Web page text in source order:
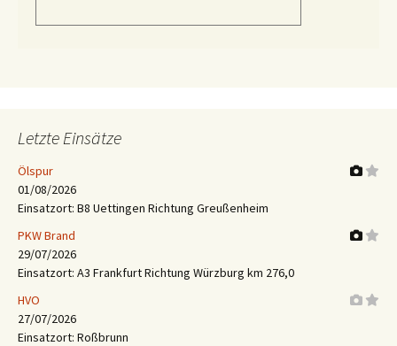
Letzte Einsätze
Ölspur
01/08/2026
Einsatzort: B8 Uettingen Richtung Greußenheim
PKW Brand
29/07/2026
Einsatzort: A3 Frankfurt Richtung Würzburg km 276,0
HVO
27/07/2026
Einsatzort: Roßbrunn